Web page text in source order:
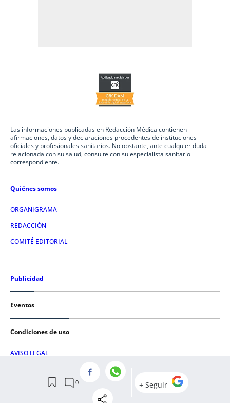
Las informaciones publicadas en Redacción Médica contienen
afirmaciones, datos y declaraciones procedentes de instituciones
oficiales y profesionales sanitarios. No obstante, ante cualquier duda
relacionada con su salud, consulte con su especialista sanitario
correspondiente.
Quiénes somos
ORGANIGRAMA
REDACCIÓN
COMITÉ EDITORIAL
Publicidad
Eventos
Condiciones de uso
AVISO LEGAL
POLÍTICA DE COOKIES